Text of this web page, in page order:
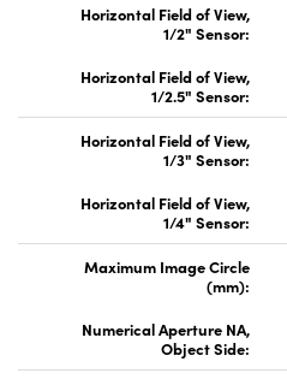
Horizontal Field of View,
1/2" Sensor:
Horizontal Field of View,
1/2.5" Sensor:
Horizontal Field of View,
1/3" Sensor:
Horizontal Field of View,
1/4" Sensor:
Maximum Image Circle
(mm):
Numerical Aperture NA,
Object Side: